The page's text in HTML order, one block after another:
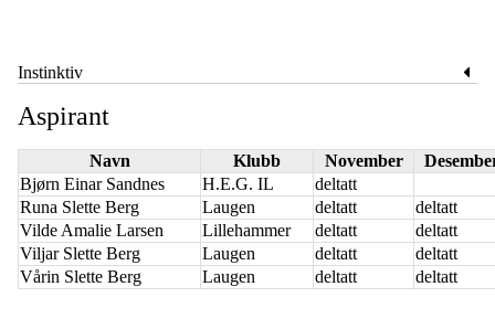
Instinktiv
Aspirant
Navn Klubb November
Bjørn Einar Sandnes
H.E.G. IL
deltatt
Runa Slette Berg
Laugen deltatt
deltatt
Vilde Amalie Larsen
Lillehammer deltatt
deltatt
Viljar Slette Berg
Laugen deltatt
deltatt
Vårin Slette Berg
Laugen deltatt deltatt